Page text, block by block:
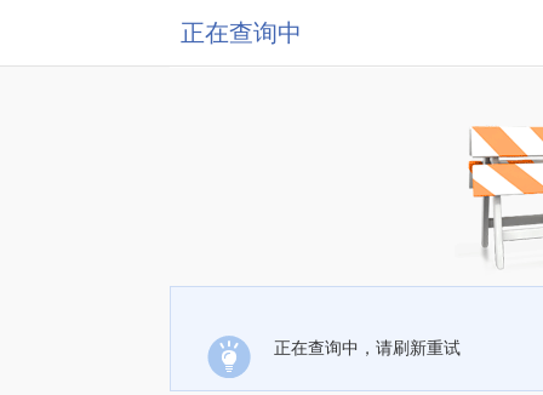
正在查询中
正在查询中，请刷新重试